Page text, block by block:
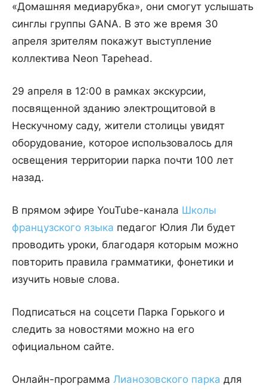
«Домашняя медиарубка», они смогут услышать
синглы группы GANA. В это же время 30
апреля зрителям покажут выступление
коллектива Neon Tapehead.
29 апреля в 12:00 в рамках экскурсии,
посвященной зданию электрощитовой в
Нескучному саду, жители столицы увидят
оборудование, которое использовалось для
освещения территории парка почти 100 лет
назад.
В прямом эфире YouTube-канала Школы
французского языка педагог Юлия Ли будет
проводить уроки, благодаря которым можно
повторить правила грамматики, фонетики и
изучить новые слова.
Подписаться на соцсети Парка Горького и
следить за новостями можно на его
официальном сайте.
Онлайн-программа Лианозовского парка для